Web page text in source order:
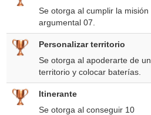
Se otorga al cumplir la misión
argumental 07.
Personalizar territorio
Se otorga al apoderarte de un
territorio y colocar baterías.
Itinerante
Se otorga al conseguir 10